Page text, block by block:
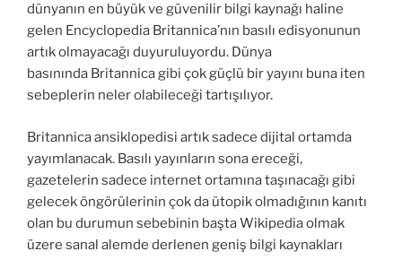
dünyanın en büyük ve güvenilir bilgi kaynağı haline
gelen Encyclopedia Britannica’nın basılı edisyonunun
artık olmayacağı duyuruluyordu. Dünya
basınında Britannica gibi çok güçlü bir yayını buna iten
sebeplerin neler olabileceği tartışılıyor.
Britannica ansiklopedisi artık sadece dijital ortamda
yayımlanacak. Basılı yayınların sona ereceği,
gazetelerin sadece internet ortamına taşınacağı gibi
gelecek öngörülerinin çok da ütopik olmadığının kanıtı
olan bu durumun sebebinin başta Wikipedia olmak
üzere sanal alemde derlenen geniş bilgi kaynakları